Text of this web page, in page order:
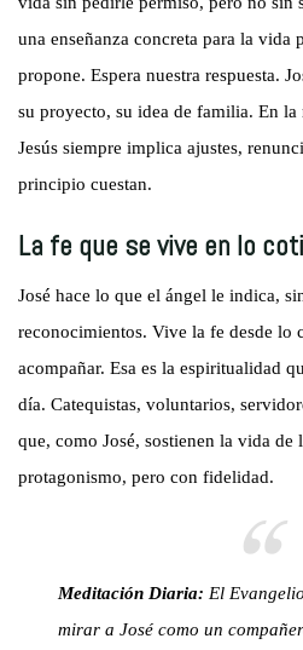
una enseñanza concreta para la
propone. Espera nuestra respuesta.
su proyecto, su idea de familia. En
Jesús siempre implica ajustes,
principio cuestan.
La fe que se vive en lo
José hace lo que el ángel le indica,
reconocimientos. Vive la fe desde lo
acompañar. Esa es la espiritualidad
día. Catequistas, voluntarios,
que, como José, sostienen la vida de
protagonismo, pero con fidelidad.
Meditación Diaria: El
mirar a José como un